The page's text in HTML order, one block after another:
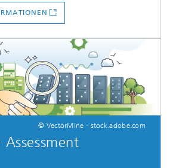
© VectorMine - stock.adobe.com